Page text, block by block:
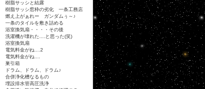
樹脂サッシと結露
樹脂サッシ窓枠の劣化 一条工務店
燃え上がぁれー ガンダムぅ～♪
一条のタイルを敷き詰める
浴室換気扇・・・・その後
洗濯機が壊れた....と思った(笑)
浴室換気扇
電気料金がね....2
電気料金がね....
巣引箱
ドラム、ドラム、ドラム♪
合併浄化槽なるもの
埋設排水管高圧洗浄